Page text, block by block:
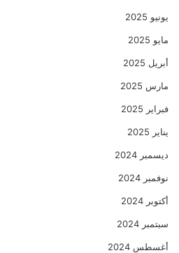
يونيو 2025
مايو 2025
أبريل 2025
مارس 2025
فبراير 2025
يناير 2025
ديسمبر 2024
نوفمبر 2024
أكتوبر 2024
سبتمبر 2024
أغسطس 2024